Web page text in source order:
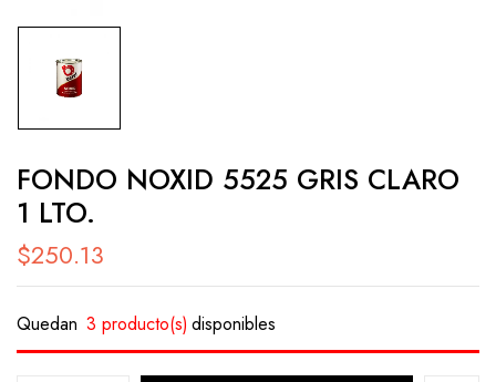
FONDO NOXID 5525 GRIS CLARO
1 LTO.
$250.13
Quedan 3 producto(s) disponibles